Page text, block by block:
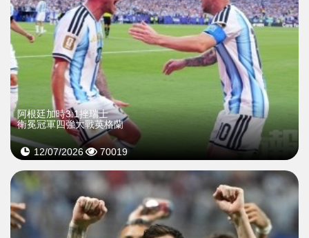
​阿根廷加時3:1挫瑞士
衛冕冠軍四強大戰英格蘭
12/07/2026 70019